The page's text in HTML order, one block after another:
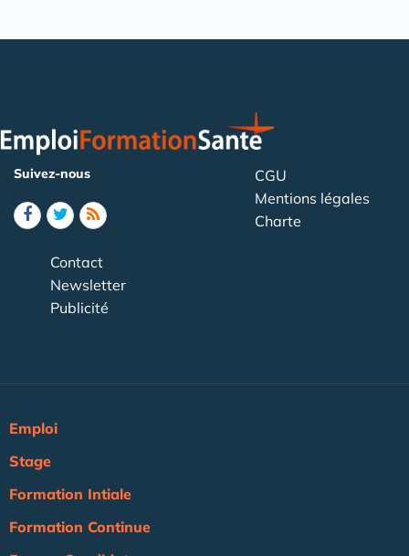
Suivez-nous
CGU
Mentions légales
Charte
Contact
Newsletter
Publicité
Emploi
Stage
Formation Intiale
Formation Continue